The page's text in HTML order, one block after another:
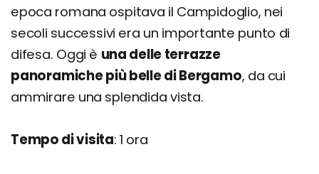
epoca romana ospitava il Campidoglio, nei
secoli successivi era un importante punto di
difesa. Oggi è una delle terrazze
panoramiche più belle di Bergamo, da cui
ammirare una splendida vista.
Tempo di visita: 1 ora